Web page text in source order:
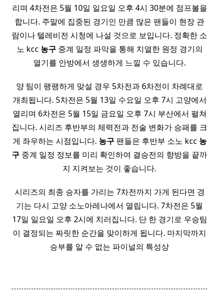
리며 4차전은 5월 10일 일요일 오후 4시 30분에 점프볼을
합니다. 주말에 집중된 경기인 만큼 많은 팬들이 현장 관
람이나 텔레비전 시청에 나설 것으로 보입니다. 정확한 소
노 kcc 농구중계 일정 파악을 통해 치열한 원정 경기의
열기를 안방에서 생생하게 느낄 수 있습니다.
양 팀이 팽팽하게 맞설 경우 5차전과 6차전이 차례대로
개최됩니다. 5차전은 5월 13일 수요일 오후 7시 고양에서
열리며 6차전은 5월 15일 금요일 오후 7시 부산에서 펼쳐
집니다. 시리즈 후반부의 체력전과 전술 변화가 승패를 크
게 좌우하는 시점입니다. 농구팬들은 후반부 소노 kcc 농
구 중계 일정 정보를 미리 확인하여 결승전의 향방을 끝까
지 지켜보는 것이 좋습니다.
시리즈의 최종 승자를 가리는 7차전까지 가게 된다면 경
기는 다시 고양 소노아레나에서 열립니다. 7차전은 5월
17일 일요일 오후 2시에 치러집니다. 단 한 경기로 우승팀
이 결정되는 짜릿한 순간을 맞이하게 됩니다. 마지막까지
승부를 알 수 없는 파이널의 특성상